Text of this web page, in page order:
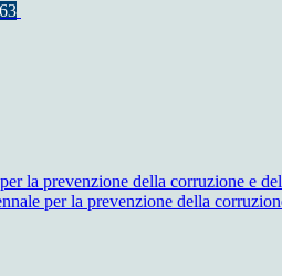
63
la prevenzione della corruzione e
per la prevenzione della